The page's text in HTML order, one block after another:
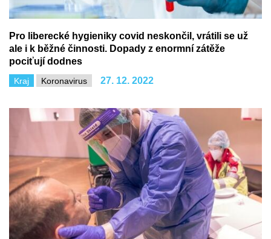
Pro liberecké hygieniky covid neskončil, vrátili se už
ale i k běžné činnosti. Dopady z enormní zátěže
pociťují dodnes
Koronavirus
Kraj 27. 12. 2022